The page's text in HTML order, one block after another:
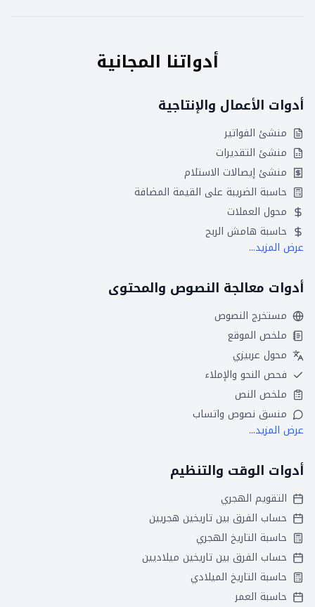
أدواتنا المجانية
أدوات الأعمال والإنتاجية
منشئ الفواتير
منشئ التقديرات
منشئ إيصالات الاستلام
حاسبة الضريبة على القيمة المضافة
محول العملات
حاسبة هامش الربح
عرض المزيد...
أدوات معالجة النصوص والمحتوى
مستخرج النصوص
ملخص الموقع
محول عربيزي
فحص النحو والإملاء
ملخص النص
منسق نصوص واتساب
عرض المزيد...
أدوات الوقت والتنظيم
التقويم الهجري
حساب الفرق بين تاريخين هجريين
حاسبة التاريخ الهجري
حساب الفرق بين تاريخين ميلاديين
حاسبة التاريخ الميلادي
حاسبة العمر